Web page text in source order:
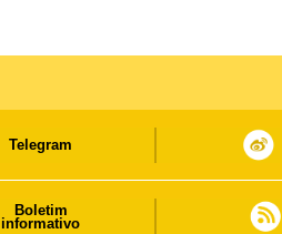
Telegram
Boletim
informativo